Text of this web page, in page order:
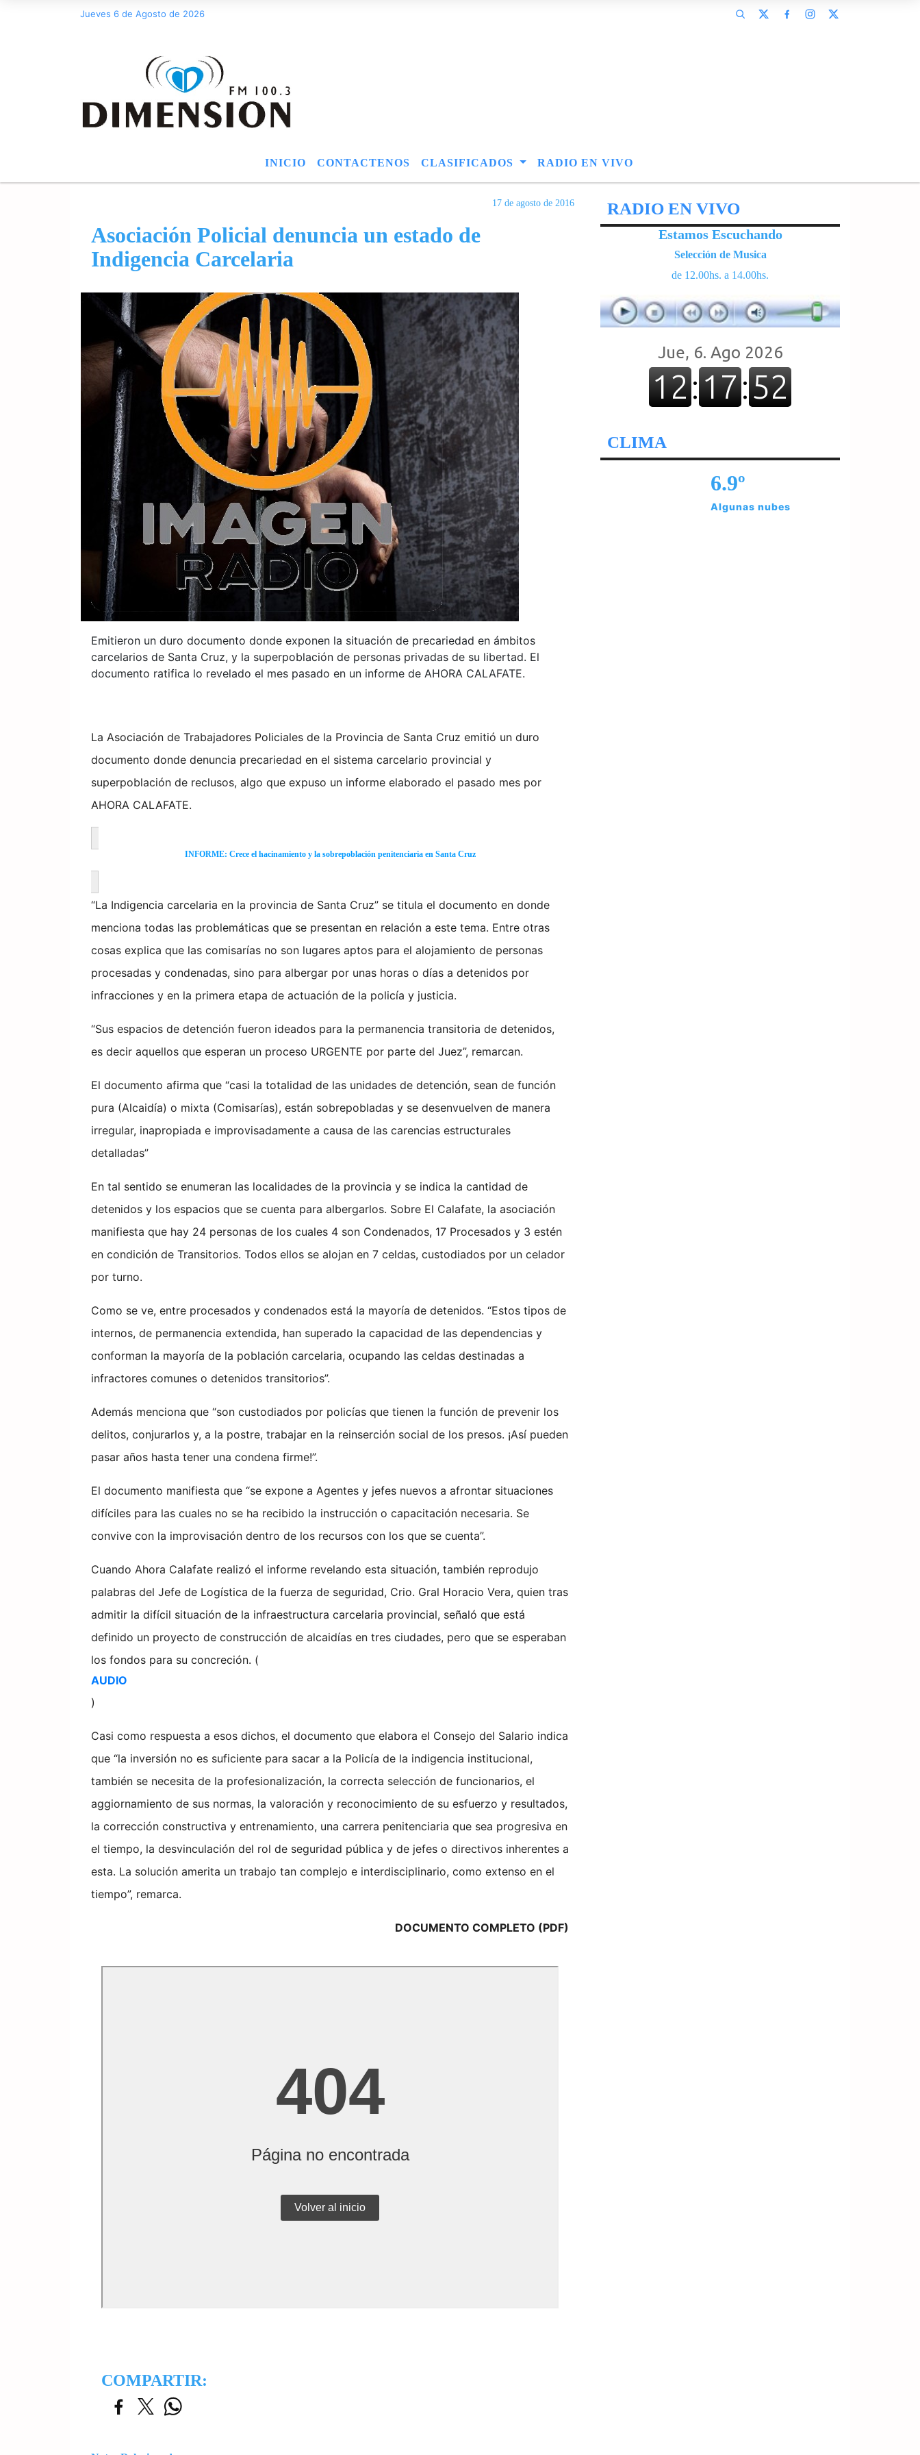
Jueves 6 de Agosto de 2026
INICIO CONTACTENOS CLASIFICADOS RADIO EN VIVO
17 de agosto de 2016
Asociación Policial denuncia un estado de
Indigencia Carcelaria
Emitieron un duro documento donde exponen la situación de precariedad en ámbitos
carcelarios de Santa Cruz, y la superpoblación de personas privadas de su libertad. El
documento ratifica lo revelado el mes pasado en un informe de AHORA CALAFATE.
La Asociación de Trabajadores Policiales de la Provincia de Santa Cruz emitió un duro
documento donde denuncia precariedad en el sistema carcelario provincial y
superpoblación de reclusos, algo que expuso un informe elaborado el pasado mes por
AHORA CALAFATE.
INFORME: Crece el hacinamiento y la sobrepoblación penitenciaria en Santa Cruz
“La Indigencia carcelaria en la provincia de Santa Cruz” se titula el documento en donde
menciona todas las problemáticas que se presentan en relación a este tema. Entre otras
cosas explica que las comisarías no son lugares aptos para el alojamiento de personas
procesadas y condenadas, sino para albergar por unas horas o días a detenidos por
infracciones y en la primera etapa de actuación de la policía y justicia.
“Sus espacios de detención fueron ideados para la permanencia transitoria de detenidos,
es decir aquellos que esperan un proceso URGENTE por parte del Juez”, remarcan.
El documento afirma que “casi la totalidad de las unidades de detención, sean de función
pura (Alcaidía) o mixta (Comisarías), están sobrepobladas y se desenvuelven de manera
irregular, inapropiada e improvisadamente a causa de las carencias estructurales
detalladas”
En tal sentido se enumeran las localidades de la provincia y se indica la cantidad de
detenidos y los espacios que se cuenta para albergarlos. Sobre El Calafate, la asociación
manifiesta que hay 24 personas de los cuales 4 son Condenados, 17 Procesados y 3 estén
en condición de Transitorios. Todos ellos se alojan en 7 celdas, custodiados por un celador
por turno.
Como se ve, entre procesados y condenados está la mayoría de detenidos. “Estos tipos de
internos, de permanencia extendida, han superado la capacidad de las dependencias y
conforman la mayoría de la población carcelaria, ocupando las celdas destinadas a
infractores comunes o detenidos transitorios”.
Además menciona que “son custodiados por policías que tienen la función de prevenir los
delitos, conjurarlos y, a la postre, trabajar en la reinserción social de los presos. ¡Así pueden
pasar años hasta tener una condena firme!”.
El documento manifiesta que “se expone a Agentes y jefes nuevos a afrontar situaciones
difíciles para las cuales no se ha recibido la instrucción o capacitación necesaria. Se
convive con la improvisación dentro de los recursos con los que se cuenta”.
Cuando Ahora Calafate realizó el informe revelando esta situación, también reprodujo
palabras del Jefe de Logística de la fuerza de seguridad, Crio. Gral Horacio Vera, quien tras
admitir la difícil situación de la infraestructura carcelaria provincial, señaló que está
definido un proyecto de construcción de alcaidías en tres ciudades, pero que se esperaban
los fondos para su concreción. (
AUDIO
)
Casi como respuesta a esos dichos, el documento que elabora el Consejo del Salario indica
que “la inversión no es suficiente para sacar a la Policía de la indigencia institucional,
también se necesita de la profesionalización, la correcta selección de funcionarios, el
aggiornamiento de sus normas, la valoración y reconocimiento de su esfuerzo y resultados,
la corrección constructiva y entrenamiento, una carrera penitenciaria que sea progresiva en
el tiempo, la desvinculación del rol de seguridad pública y de jefes o directivos inherentes a
esta. La solución amerita un trabajo tan complejo e interdisciplinario, como extenso en el
tiempo”, remarca.
DOCUMENTO COMPLETO (PDF)
COMPARTIR:
RADIO EN VIVO
Estamos Escuchando
Selección de Musica
de 12.00hs. a 14.00hs.
CLIMA
6.9º
Algunas nubes